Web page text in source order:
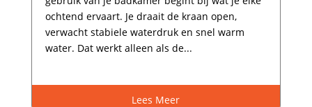
ochtend ervaart.​ Je draait de kraan open,
verwacht stabiele waterdruk en snel warm
water.​ Dat werkt alleen als de...
Lees Meer